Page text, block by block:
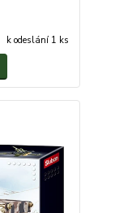
k odeslání 1 ks